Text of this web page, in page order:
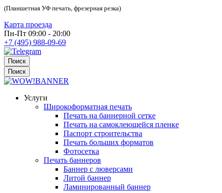
(Планшетная УФ печать, фрезерная резка)
Карта проезда
Пн-Пт 09:00 - 20:00
+7 (495) 988-09-69
Поиск
Поиск
Услуги
Широкоформатная печать
Печать на баннерной сетке
Печать на самоклеющейся пленке
Паспорт строительства
Печать больших форматов
Фотосетка
Печать баннеров
Баннер с люверсами
Литой баннер
Ламинированный баннер